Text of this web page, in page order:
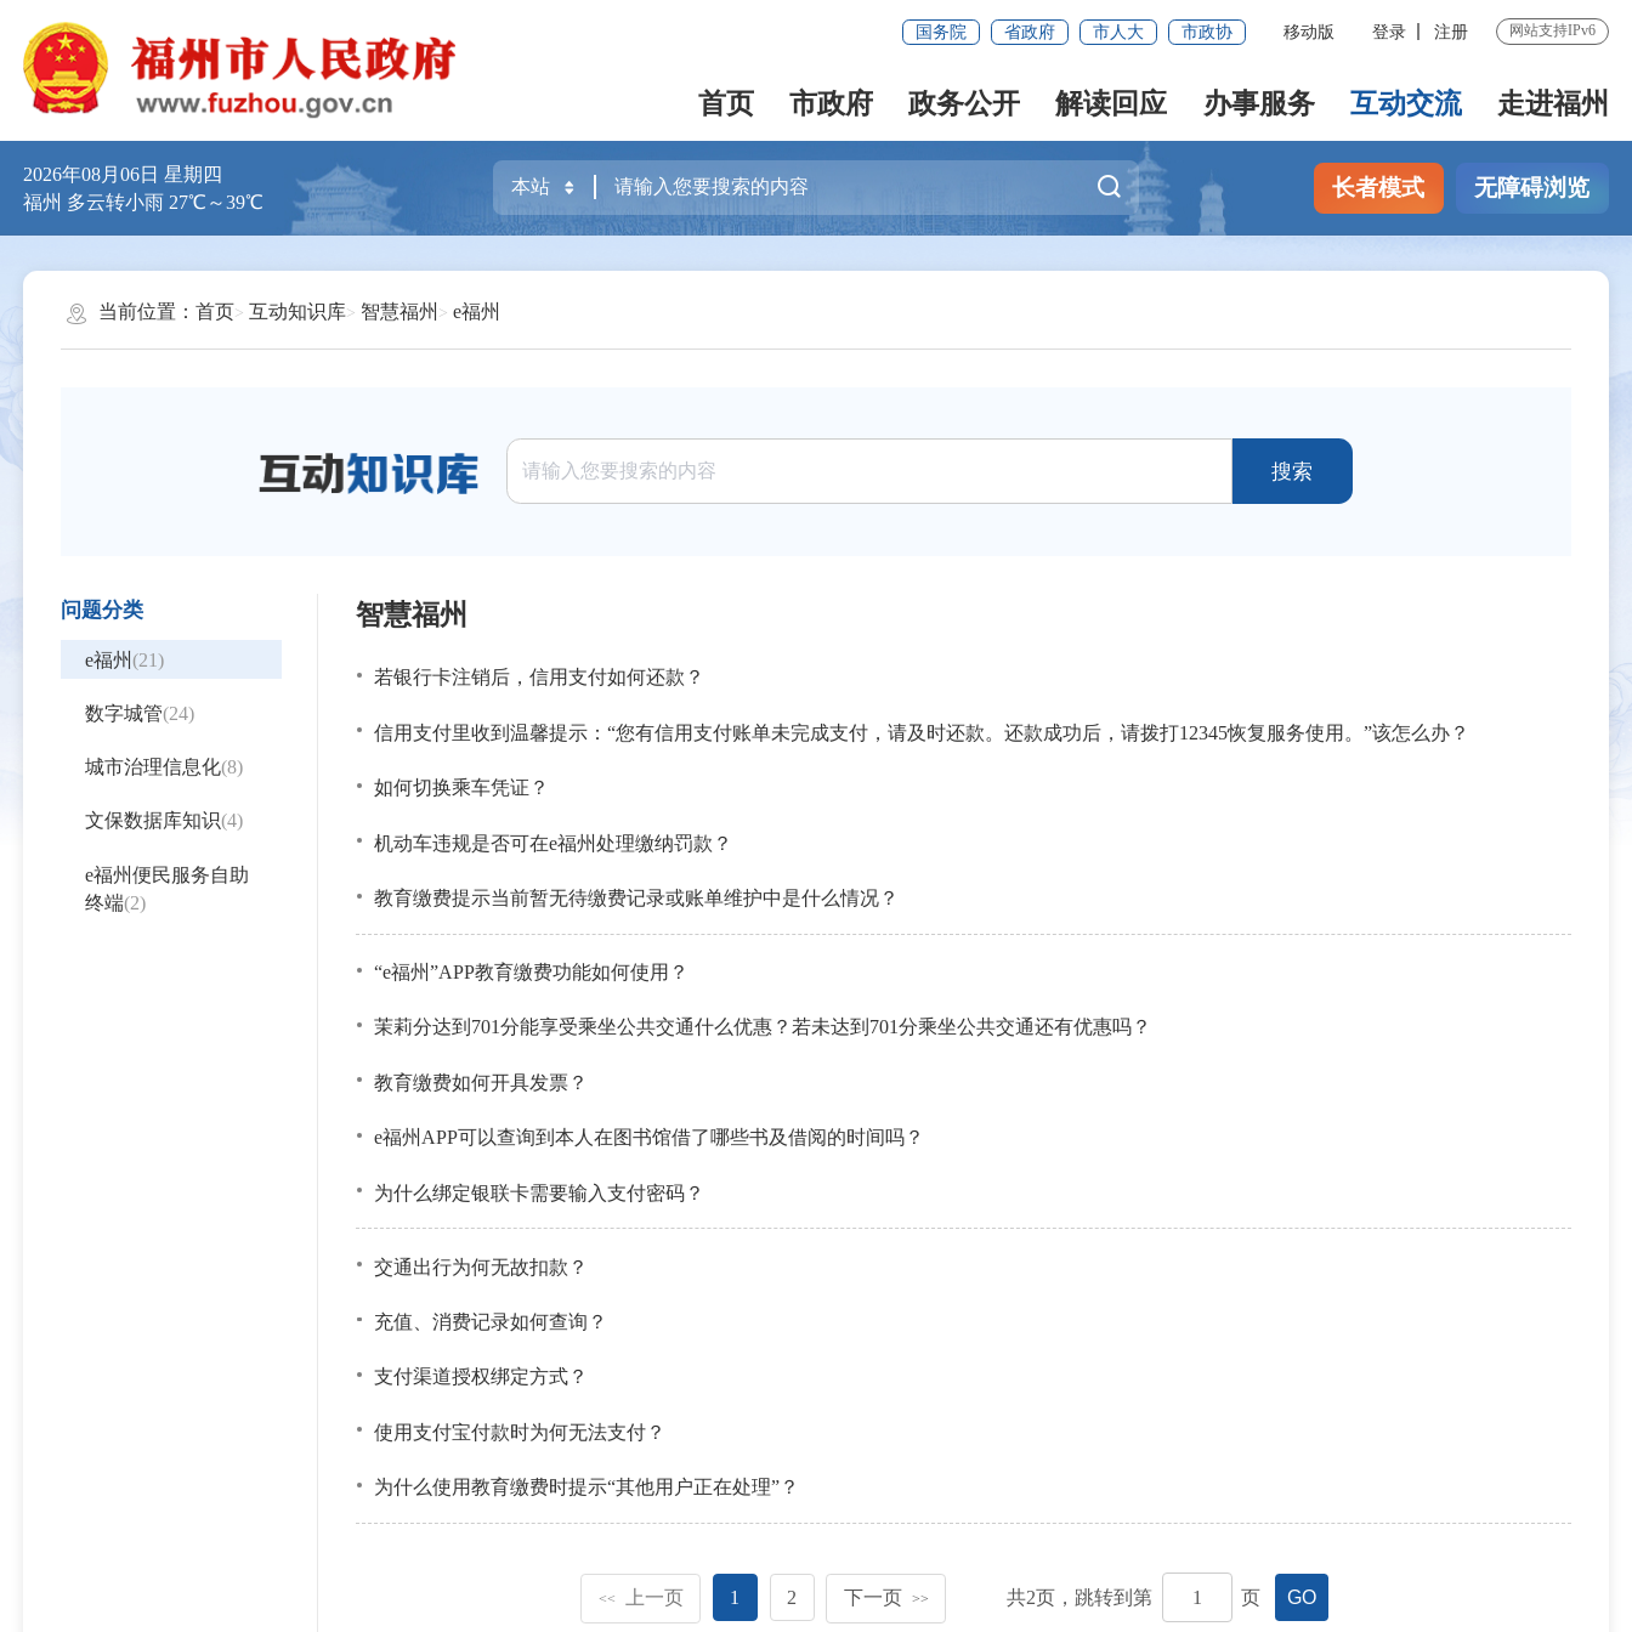
国务院 省政府 市人大 市政协 移动版 登录 注册 网站支持IPv6
首页 市政府 政务公开 解读回应 办事服务 互动交流 走进福州
2026年08月06日 星期四
福州 多云转小雨 27℃～39℃
长者模式 无障碍浏览
当前位置： 首页 互动知识库 智慧福州 e福州
搜索
问题分类
e福州(21)
数字城管(24)
城市治理信息化(8)
文保数据库知识(4)
e福州便民服务自助
终端(2)
智慧福州
若银行卡注销后，信用支付如何还款？
信用支付里收到温馨提示：“您有信用支付账单未完成支付，请及时还款。还款成功后，请拨打12345恢复服务使用。”该怎么办？
如何切换乘车凭证？
机动车违规是否可在e福州处理缴纳罚款？
教育缴费提示当前暂无待缴费记录或账单维护中是什么情况？
“e福州”APP教育缴费功能如何使用？
茉莉分达到701分能享受乘坐公共交通什么优惠？若未达到701分乘坐公共交通还有优惠吗？
教育缴费如何开具发票？
e福州APP可以查询到本人在图书馆借了哪些书及借阅的时间吗？
为什么绑定银联卡需要输入支付密码？
交通出行为何无故扣款？
充值、消费记录如何查询？
支付渠道授权绑定方式？
使用支付宝付款时为何无法支付？
为什么使用教育缴费时提示“其他用户正在处理”？
<< 上一页 1 2 下一页 >> 共2页， 跳转到第 页 GO